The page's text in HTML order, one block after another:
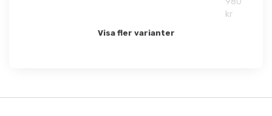
kr
Visa fler varianter